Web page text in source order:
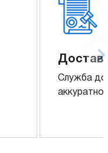
Служба
аккуратно